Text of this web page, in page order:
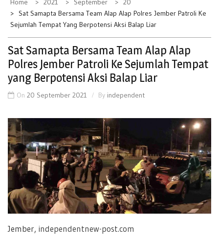
Home 2021 September
20
Sat Samapta Bersama Team Alap Alap Polres Jember Patroli Ke
Sejumlah Tempat Yang Berpotensi Aksi Balap Liar
Sat Samapta Bersama Team Alap Alap
Polres Jember Patroli Ke Sejumlah Tempat
yang Berpotensi Aksi Balap Liar
On 20 September 2021 By independent
Jember, independentnew-post.com